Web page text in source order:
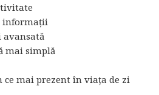
informații
mai simplă
ce mai prezent în viața de zi